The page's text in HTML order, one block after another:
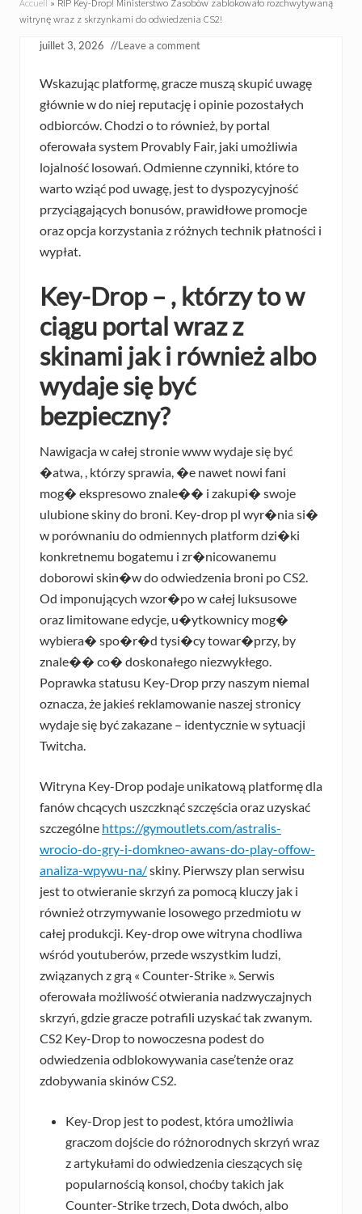
Accueil » RIP Key-Drop! Ministerstwo Zasobów zablokowało rozchwytywaną
witrynę wraz z skrzynkami do odwiedzenia CS2!
juillet 3, 2026 //Leave a comment
Wskazując platformę, gracze muszą skupić uwagę
głównie w do niej reputację i opinie pozostałych
odbiorców. Chodzi o to również, by portal
oferowała system Provably Fair, jaki umożliwia
lojalność losowań.Odmienne czynniki, które to
warto wziąć pod uwagę, jest to dyspozycyjność
przyciągających bonusów, prawidłowe promocje
oraz opcja korzystania z różnych technik płatności i
wypłat.
Key-Drop – , którzy to w
ciągu portal wraz z
skinami jak i również albo
wydaje się być
bezpieczny?
Nawigacja w całej stronie www wydaje się być
�atwa, , którzy sprawia, �e nawet nowi fani
mog� ekspresowo znale�� i zakupi� swoje
ulubione skiny do broni. Key-drop pl wyr�nia si�
w porównaniu do odmiennych platform dzi�ki
konkretnemu bogatemu i zr�nicowanemu
doborowi skin�w do odwiedzenia broni po CS2.
Od imponujących wzor�po w całej luksusowe
oraz limitowane edycje, u�ytkownicy mog�
wybiera� spo�r�d tysi�cy towar�przy, by
znale�� co� doskonałego niezwykłego.
Poprawka statusu Key-Drop przy naszym niemal
oznacza, że jakieś reklamowanie naszej stronicy
wydaje się być zakazane – identycznie w sytuacji
Twitcha.
Witryna Key-Drop podaje unikatową platformę dla
fanów chcących uszczknąć szczęścia oraz uzyskać
szczególne https://gymoutlets.com/astralis-
wrocio-do-gry-i-domkneo-awans-do-play-offow-
analiza-wpywu-na/skiny. Pierwszy plan serwisu
jest to otwieranie skrzyń za pomocą kluczy jak i
również otrzymywanie losowego przedmiotu w
całej produkcji. Key-drop owe witryna chodliwa
wśród youtuberów, przede wszystkim ludzi,
związanych z grą « Counter-Strike ». Serwis
oferowała możliwość otwierania nadzwyczajnych
skrzyń, gdzie gracze potrafili uzyskać tak zwanym.
CS2 Key-Drop to nowoczesna podest do
odwiedzenia odblokowywania case’tenże oraz
zdobywania skinów CS2.
Key-Drop jest to podest, która umożliwia
graczom dojście do różnorodnych skrzyń wraz
z artykułami do odwiedzenia cieszących się
popularnością konsol, choćby takich jak
Counter-Strike trzech, Dota dwóch, albo